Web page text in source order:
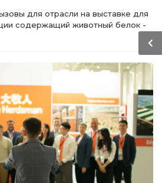
для отрасли на выставке для
содержащий животный белок -